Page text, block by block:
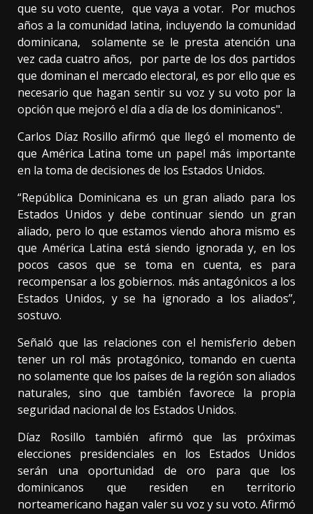
que su voto cuente, que vaya a votar. Por muchos
años a la comunidad latina, incluyendo la comunidad
dominicana, solamente se le presta atención una
vez cada cuatro años, por parte de los dos partidos
que dominan el mercado electoral, es por ello que es
necesario que hagan sentir su voz y su voto por la
opción que mejoró el día a día de los dominicanos".
Carlos Díaz Rosillo afirmó que llegó el momento de
que América Latina tome un papel más importante
en la toma de decisiones de los Estados Unidos.
“República Dominicana es un gran aliado para los
Estados Unidos y debe continuar siendo un gran
aliado, pero lo que estamos viendo ahora mismo es
que América Latina está siendo ignorada y, en los
pocos casos que se toma en cuenta, es para
recompensar a los gobiernos. más antagónicos a los
Estados Unidos, y se ha ignorado a los aliados”,
sostuvo.
Señaló que las relaciones con el hemisferio deben
tener un rol más protagónico, tomando en cuenta
no solamente que los países de la región son aliados
naturales, sino que también favorece la propia
seguridad nacional de los Estados Unidos.
Díaz Rosillo también afirmó que las próximas
elecciones presidenciales en los Estados Unidos
serán una oportunidad de oro para que los
dominicanos que residen en territorio
norteamericano hagan valer su voz y su voto. Afirmó